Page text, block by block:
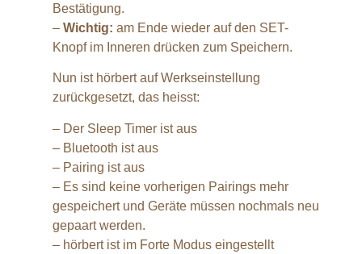
Bestätigung.
– Wichtig: am Ende wieder auf den SET-
Knopf im Inneren drücken zum Speichern.
Nun ist hörbert auf Werkseinstellung
zurückgesetzt, das heisst:
– Der Sleep Timer ist aus
– Bluetooth ist aus
– Pairing ist aus
– Es sind keine vorherigen Pairings mehr
gespeichert und Geräte müssen nochmals neu
gepaart werden.
– hörbert ist im Forte Modus eingestellt